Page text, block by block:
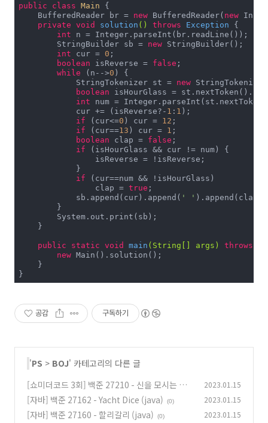
public class Main
{
    BufferedReader br =
new BufferedReader( new
private void solution () throws Exception {
int n = Integer.parseInt(br.readLine());
        StringBuilder sb =
new StringBuilder();
int cur = 0 ;
boolean isReverse = false ;
while (n-->0 ) {
            StringTokenizer st =
new
boolean isHourGlass =
int num =
            cur += (isReverse?-
1 : 1 );
if (cur<=0 ) cur = 12 ;
if (cur==13 ) cur = 1 ;
boolean clap = false ;
if (isHourGlass && cur != num) {
                isReverse = !isReverse;
            }
if (cur==num && !isHourGlass)
                clap =
true ;
            sb.append(cur).append(
' ' ).append(clap?
        }
        System.out.print(sb);
    }
public static void main (String[] args) throws
new Main().solution();
    }
}
공감 구독하기
'PS > BOJ' 카테고리의 다른 글
[쇼미더코드 3회] 백준 27210 - 신을 모시는 사
당 (자바 java) (0)
2023.01.15
[자바] 백준 27162 - Yacht Dice (java) (0) 2023.01.15
[자바] 백준 27160 - 할리갈리 (java) (0) 2023.01.15